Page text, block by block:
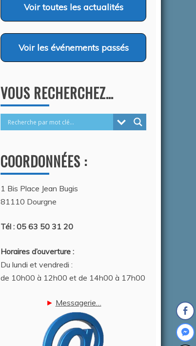
Voirtoutes les actualités
Voir les événements passés
VOUS RECHERCHEZ…
COORDONNÉES :
1 Bis Place Jean Bugis
81110 Dourgne
Tél : 05 63 50 31 20
Horaires d’ouverture :
Du lundi et vendredi :
de 10h00 à 12h00 et de 14h00 à 17h00
► Messagerie…